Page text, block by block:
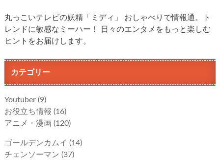
丸っこいテレビの妖精「ミディ」 おしゃべりで情報通。ト
レンドに敏感なミーハー！ 日々のエンタメをもっと楽しむ
ヒントをお届けします。
カテゴリー
Youtuber (9)
お役立ち情報 (16)
アニメ・漫画 (120)
ゴールデンカムイ (14)
チェンソーマン (37)